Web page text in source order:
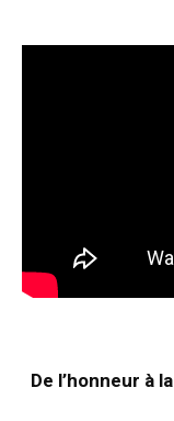
De l’honneur à